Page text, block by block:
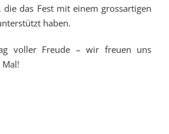
die das Fest mit einem grossartigen
haben.
voller Freude – wir freuen uns